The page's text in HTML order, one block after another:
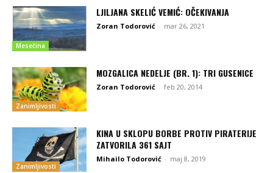
Mesečina
LJILJANA SKELIĆ VEMIĆ: OČEKIVANJA
Zoran Todorović - mar 26, 2021
Zanimljivosti
MOZGALICA NEDELJE (BR. 1): TRI GUSENICE
Zoran Todorović - feb 20, 2014
Zanimljivosti
KINA U SKLOPU BORBE PROTIV PIRATERIJE
ZATVORILA 361 SAJT
Mihailo Todorović - maj 8, 2019